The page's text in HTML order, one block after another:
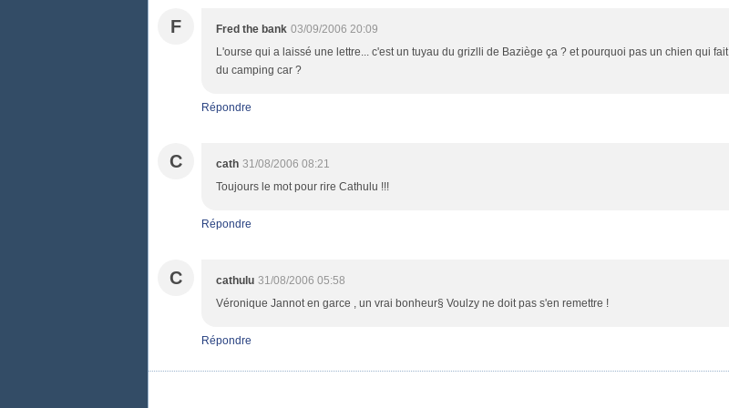
F Fred the bank 03/09/2006 20:09
L'ourse qui a laissé une lettre... c'est un tuyau du grizlli de Baziège ça ? et pourquoi pas un chien qui fait
du camping car ?
Répondre
C cath 31/08/2006 08:21
Toujours le mot pour rire Cathulu !!!
Répondre
C cathulu 31/08/2006 05:58
Véronique Jannot en garce , un vrai bonheur§ Voulzy ne doit pas s'en remettre !
Répondre